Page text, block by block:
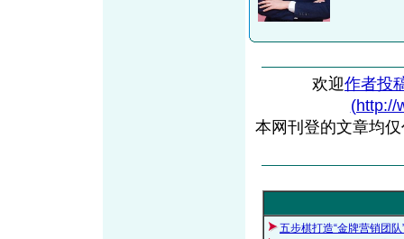
欢迎作者投
(http://
本网刊登的文章均
五步棋打造“金牌营销团队